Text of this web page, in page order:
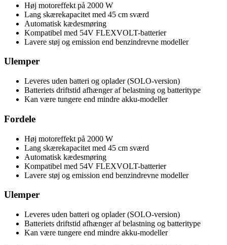
Høj motoreffekt på 2000 W
Lang skærekapacitet med 45 cm sværd
Automatisk kædesmøring
Kompatibel med 54V FLEXVOLT-batterier
Lavere støj og emission end benzindrevne modeller
Ulemper
Leveres uden batteri og oplader (SOLO-version)
Batteriets driftstid afhænger af belastning og batteritype
Kan være tungere end mindre akku-modeller
Fordele
Høj motoreffekt på 2000 W
Lang skærekapacitet med 45 cm sværd
Automatisk kædesmøring
Kompatibel med 54V FLEXVOLT-batterier
Lavere støj og emission end benzindrevne modeller
Ulemper
Leveres uden batteri og oplader (SOLO-version)
Batteriets driftstid afhænger af belastning og batteritype
Kan være tungere end mindre akku-modeller